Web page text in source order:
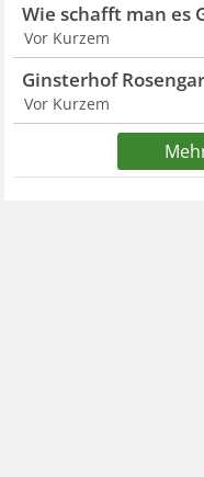
Wie schafft man es
Vor Kurzem
Ginsterhof
Vor Kurzem